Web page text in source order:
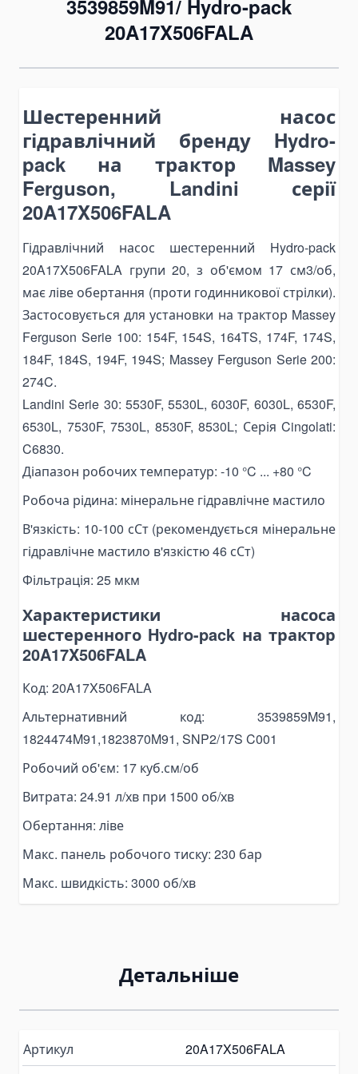
Bending Pipa Manual
Pneumatic Punching Machines
Hydraulic Punching Tools
Electric Hydraulic Punching Machines
Manual Arbor Presses
Expander and Spreader Tools
Mechanical Flange Spreaders
Hydraulic Flange Spreaders
Pipe Expanders
Баки на тягачі
Масляні гідравлічні баки
Паливні баки
Комплектуючі для баків
Електрогідравліка
Міні-маслостанції
Електромотори
Комплектуючі для маслостанцій
Alat Angkut Barang
Chain Block
Lever Block
Ratchet Load Binder
Lever Load Binder
Ratchet Pullers
Lifting Hooks
Pallet Clamps
Skid Rollers
Lifting Crowbars
Hoist Trolley
Geared Trolley
Electric Hoist Trolley
Automotive Tools and Equipment
Suspension Repair Tools
Cooling System Tools
3539859M91/ Hydro-pack
20A17X506FALA
Шестеренний насос
гідравлічний бренду Hydro-
pack на трактор Massey
Ferguson, Landini серії
20A17X506FALA
Гідравлічний насос шестеренний Hydro-pack
20A17X506FALA групи 20, з об'ємом 17 см3/об,
має ліве обертання (проти годинникової стрілки).
Застосовується для установки на трактор Massey
Ferguson Serie 100: 154F, 154S, 164TS, 174F, 174S,
184F, 184S, 194F, 194S; Massey Ferguson Serie 200:
274C.
Landini Serie 30: 5530F, 5530L, 6030F, 6030L, 6530F,
6530L, 7530F, 7530L, 8530F, 8530L; Серія Cingolati:
C6830.
Діапазон робочих температур: -10 °C ... +80 °C
Робоча рідина: мінеральне гідравлічне мастило
В'язкість: 10-100 сСт (рекомендується мінеральне
гідравлічне мастило в'язкістю 46 сСт)
Фільтрація: 25 мкм
Характеристики насоса
шестеренного Hydro-pack на трактор
20A17X506FALA
Код: 20A17X506FALA
Альтернативний код: 3539859M91,
1824474M91,1823870M91, SNP2/17S C001
Робочий об'єм: 17 куб.см/об
Витрата: 24.91 л/хв при 1500 об/хв
Обертання: ліве
Макс. панель робочого тиску: 230 бар
Макс. швидкість: 3000 об/хв
Детальніше
Артикул
20A17X506FALA